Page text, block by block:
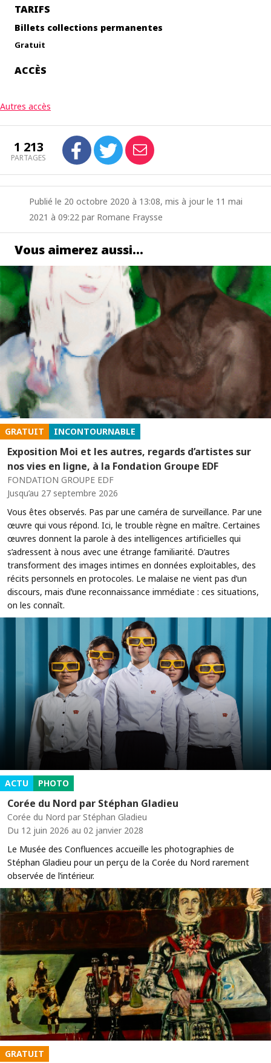
TARIFS
Billets collections permanentes
Gratuit
ACCÈS
Autres accès
1 213
PARTAGES
Publié le 20 octobre 2020 à 13:08, mis à jour le 11 mai
2021 à 09:22 par Romane Fraysse
Vous aimerez aussi…
GRATUIT INCONTOURNABLE
Exposition Moi et les autres, regards d’artistes sur
nos vies en ligne, à la Fondation Groupe EDF
FONDATION GROUPE EDF
Jusqu’au 27 septembre 2026
Vous êtes observés. Pas par une caméra de surveillance. Par une
œuvre qui vous répond. Ici, le trouble règne en maître. Certaines
œuvres donnent la parole à des intelligences artificielles qui
s’adressent à nous avec une étrange familiarité. D’autres
transforment des images intimes en données exploitables, des
récits personnels en protocoles. Le malaise ne vient pas d’un
discours, mais d’une reconnaissance immédiate : ces situations,
on les connaît.
ACTU PHOTO
Corée du Nord par Stéphan Gladieu
Corée du Nord par Stéphan Gladieu
Du 12 juin 2026 au 02 janvier 2028
Le Musée des Confluences accueille les photographies de
Stéphan Gladieu pour un perçu de la Corée du Nord rarement
observée de l’intérieur.
GRATUIT